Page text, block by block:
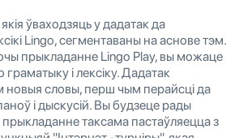
ўваходзяць у дадатак да
Lingo, сегментаваны на аснове тэм.
прыкладанне Lingo Play, вы можаце
і лексіку. Дадатак
новыя словы, перш чым перайсці да
і дыскусій. Вы будзеце рады
таксама пастаўляецца з